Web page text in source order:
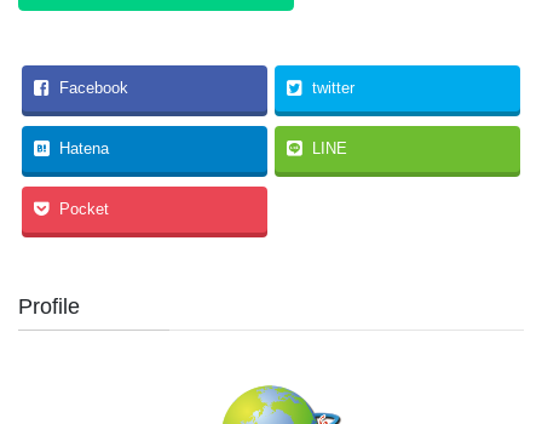
Facebook twitter
Hatena LINE
Pocket
Profile